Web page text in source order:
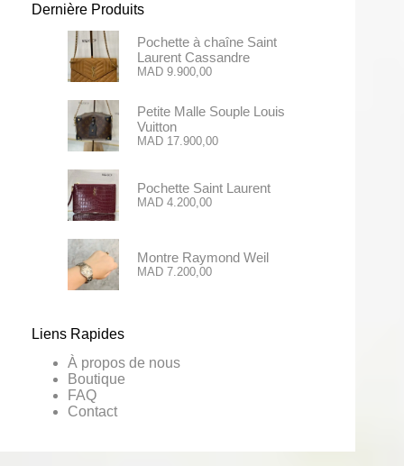
Dernière Produits
Pochette à chaîne Saint
Laurent Cassandre
MAD9.900,00
Petite Malle Souple Louis
Vuitton
MAD17.900,00
Pochette Saint Laurent
MAD4.200,00
Montre Raymond Weil
MAD7.200,00
Liens Rapides
À propos de nous
Boutique
FAQ
Contact